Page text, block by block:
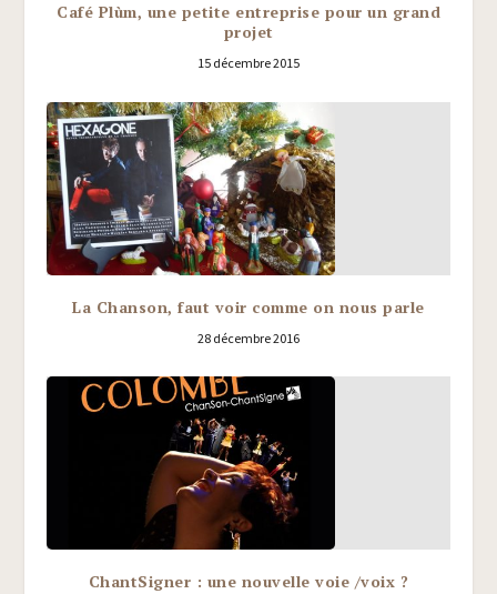
Café Plùm, une petite entreprise pour un grand
projet
15 décembre 2015
La Chanson, faut voir comme on nous parle
28 décembre 2016
ChantSigner : une nouvelle voie /​voix ?